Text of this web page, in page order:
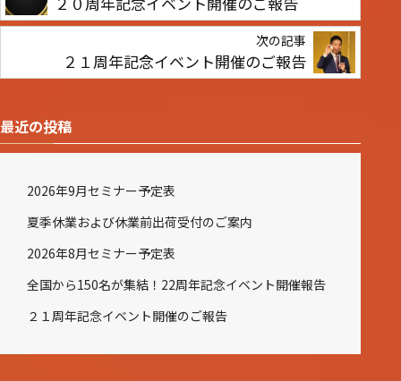
次の記事
２１周年記念イベント開催のご報告
最近の投稿
2026年9月セミナー予定表
夏季休業および休業前出荷受付のご案内
2026年8月セミナー予定表
全国から150名が集結！22周年記念イベント開催報告
２１周年記念イベント開催のご報告